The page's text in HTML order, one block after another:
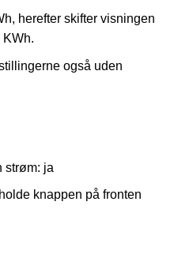
herefter skifter visningen
også uden
strøm: ja
knappen på fronten